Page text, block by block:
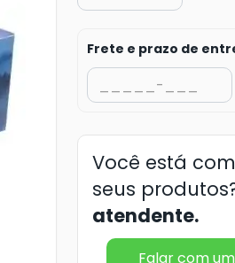
Frete e prazo de
Você está
seus
atendente.
Falar com